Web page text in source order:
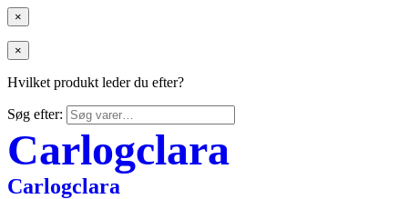
×
×
Hvilket produkt leder du efter?
Søg efter:
Carlogclara
Carlogclara